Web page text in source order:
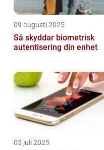
09 augusti 2025
Så skyddar biometrisk
autentisering din enhet
05 juli 2025